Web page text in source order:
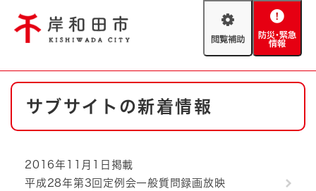
閲
助
防
緊
やさしい日本語
文字サイズ 標準 拡大
防災・緊急情報 救急・消防
ハザードマップ AED設置箇所
とじる
本
サブサイトの新着情報
2016年11月1日掲載
平成28年第3回定例会一般質問録画放映